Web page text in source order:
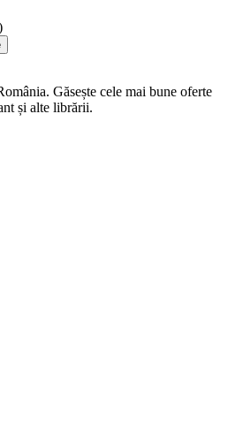
Găsește cele mai bune oferte
și alte librării.